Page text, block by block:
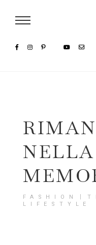
NELLA
FASHION〡
LIFESTYLE